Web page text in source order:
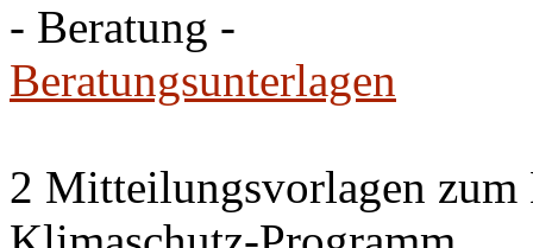
- Beratung -
Beratungsunterlagen
2 Mitteilungsvorlagen zum